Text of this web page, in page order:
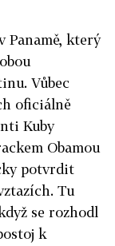
Panamě, který
Vůbec
oficiálně
Kuby
Obamou
potvrdit
Tu
se rozhodl
k